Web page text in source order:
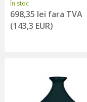
În stoc
698,35 lei fara TVA
(143,3 EUR)